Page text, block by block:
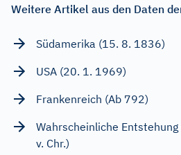
Weitere Artikel aus den Daten
Südamerika (15. 8. 1836)
USA (20. 1. 1969)
Frankenreich (Ab 792)
Wahrscheinliche
v. Chr.)